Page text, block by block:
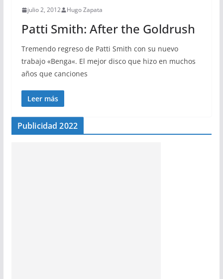
julio 2, 2012 Hugo Zapata
Patti Smith: After the Goldrush
Tremendo regreso de Patti Smith con su nuevo
trabajo «Benga«. El mejor disco que hizo en muchos
años que canciones
Leer más
Publicidad 2022